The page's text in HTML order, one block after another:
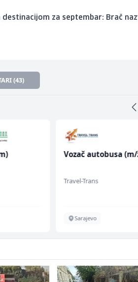
za septembar: Brač
(43)
Vozač autobusa
Travel-Trans
Sarajevo